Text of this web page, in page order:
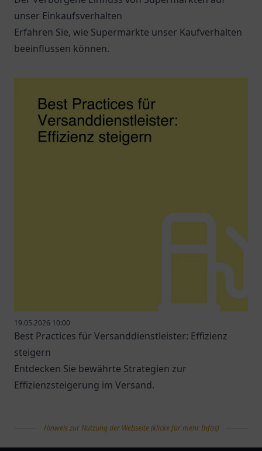
unser Einkaufsverhalten
Erfahren Sie, wie Supermärkte unser Kaufverhalten
beeinflussen können.
19.05.2026 10:00
Best Practices für Versanddienstleister: Effizienz
steigern
Entdecken Sie bewährte Strategien zur
Effizienzsteigerung im Versand.
Hinweis zur Nutzung der Webseite (klicke für mehr Infos)